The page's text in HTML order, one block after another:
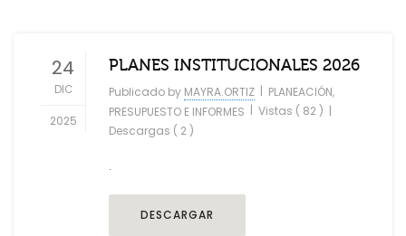
24
DIC
2025
PLANES INSTITUCIONALES 2026
Publicado by MAYRA.ORTIZ | PLANEACIÓN,
PRESUPUESTO E INFORMES | Vistas ( 82 ) |
Descargas ( 2 )
.
DESCARGAR